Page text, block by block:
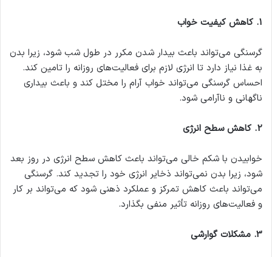
1
. کاهش کیفیت خواب
گرسنگی می‌تواند باعث بیدار شدن مکرر در طول شب شود، زیرا بدن
به غذا نیاز دارد تا انرژی لازم برای فعالیت‌های روزانه را تامین کند.
احساس گرسنگی می‌تواند خواب آرام را مختل کند و باعث بیداری
ناگهانی و نا‌آرامی شود.
2
. کاهش سطح انرژی
خوابیدن با شکم خالی می‌تواند باعث کاهش سطح انرژی در روز بعد
شود، زیرا بدن نمی‌تواند ذخایر انرژی خود را تجدید کند. گرسنگی
می‌تواند باعث کاهش تمرکز و عملکرد ذهنی شود که می‌تواند بر کار
و فعالیت‌های روزانه تأثیر منفی بگذارد.
3
. مشکلات گوارشی